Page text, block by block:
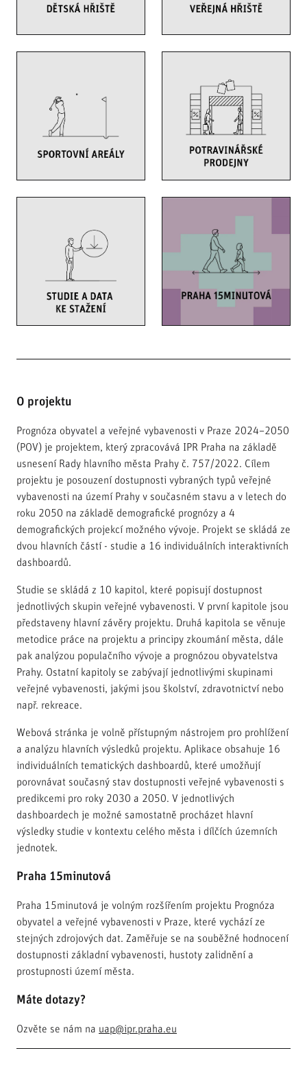
O projektu
Prognóza obyvatel a veřejné vybavenosti v Praze 2024–2050
(POV) je projektem, který zpracovává IPR Praha na základě
usnesení Rady hlavního města Prahy č. 757/2022. Cílem
projektu je posouzení dostupnosti vybraných typů veřejné
vybavenosti na území Prahy v současném stavu a v letech do
roku 2050 na základě demografické prognózy a 4
demografických projekcí možného vývoje. Projekt se skládá ze
dvou hlavních částí - studie a 16 individuálních interaktivních
dashboardů.
Studie se skládá z 10 kapitol, které popisují dostupnost
jednotlivých skupin veřejné vybavenosti. V první kapitole jsou
představeny hlavní závěry projektu. Druhá kapitola se věnuje
metodice práce na projektu a principy zkoumání města, dále
pak analýzou populačního vývoje a prognózou obyvatelstva
Prahy. Ostatní kapitoly se zabývají jednotlivými skupinami
veřejné vybavenosti, jakými jsou školství, zdravotnictví nebo
např. rekreace.
Webová stránka je volně přístupným nástrojem pro prohlížení
a analýzu hlavních výsledků projektu. Aplikace obsahuje 16
individuálních tematických dashboardů, které umožňují
porovnávat současný stav dostupnosti veřejné vybavenosti s
predikcemi pro roky 2030 a 2050. V jednotlivých
dashboardech je možné samostatně procházet hlavní
výsledky studie v kontextu celého města i dílčích územních
jednotek.
Praha 15minutová
Praha 15minutová je volným rozšířením projektu Prognóza
obyvatel a veřejné vybavenosti v Praze, které vychází ze
stejných zdrojových dat. Zaměřuje se na souběžné hodnocení
dostupnosti základní vybavenosti, hustoty zalidnění a
prostupnosti území města.
Máte dotazy?
Ozvěte se nám na uap@ipr.praha.eu